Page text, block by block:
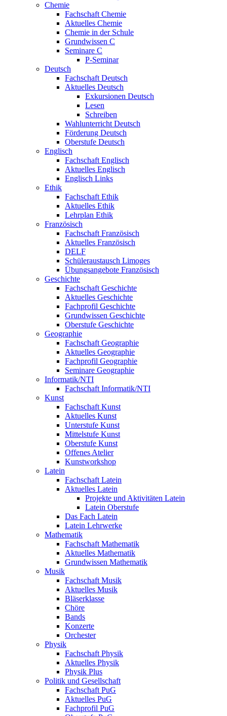
Chemie
Fachschaft Chemie
Aktuelles Chemie
Chemie in der Schule
Grundwissen C
Seminare C
P-Seminar
Deutsch
Fachschaft Deutsch
Aktuelles Deutsch
Exkursionen Deutsch
Lesen
Schreiben
Wahlunterricht Deutsch
Förderung Deutsch
Oberstufe Deutsch
Englisch
Fachschaft Englisch
Aktuelles Englisch
Englisch Links
Ethik
Fachschaft Ethik
Aktuelles Ethik
Lehrplan Ethik
Französisch
Fachschaft Französisch
Aktuelles Französisch
DELF
Schüleraustausch Limoges
Übungsangebote Französisch
Geschichte
Fachschaft Geschichte
Aktuelles Geschichte
Fachprofil Geschichte
Grundwissen Geschichte
Oberstufe Geschichte
Geographie
Fachschaft Geographie
Aktuelles Geographie
Fachprofil Geographie
Seminare Geographie
Informatik/NTI
Fachschaft Informatik/NTI
Kunst
Fachschaft Kunst
Aktuelles Kunst
Unterstufe Kunst
Mittelstufe Kunst
Oberstufe Kunst
Offenes Atelier
Kunstworkshop
Latein
Fachschaft Latein
Aktuelles Latein
Projekte und Aktivitäten Latein
Latein Oberstufe
Das Fach Latein
Latein Lehrwerke
Mathematik
Fachschaft Mathematik
Aktuelles Mathematik
Grundwissen Mathematik
Musik
Fachschaft Musik
Aktuelles Musik
Bläserklasse
Chöre
Bands
Konzerte
Orchester
Physik
Fachschaft Physik
Aktuelles Physik
Physik Plus
Politik und Gesellschaft
Fachschaft PuG
Aktuelles PuG
Fachprofil PuG